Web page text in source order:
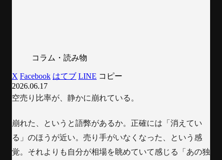
コラム・読み物
X Facebook はてブ LINE コピー
2026.06.17
空売り比率が、静かに崩れている。
崩れた、というと語弊があるか。正確には「消えてい
る」のほうが近い。売り手がいなくなった、という感
覚。それよりも自分が相場を眺めていて感じる「あの独